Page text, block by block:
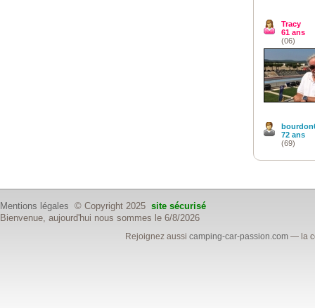
Tracy
61 ans
(06)
72 ans
(69)
Mentions légales © Copyright 2025 site sécurisé
Bienvenue, aujourd'hui nous sommes le 6/8/2026
Rejoignez aussicamping-car-passion.com — la